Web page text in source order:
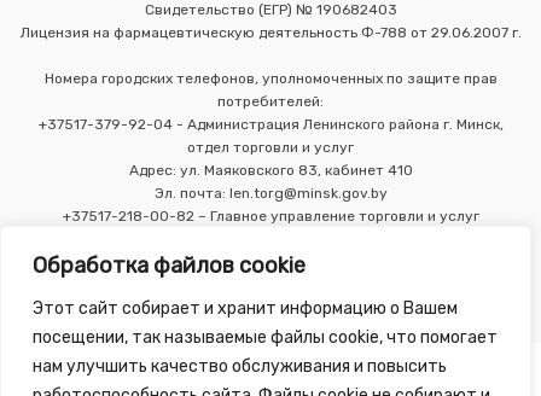
Обработка файлов cookie
Этот сайт собирает и хранит информацию о Вашем
посещении, так называемые файлы cookie, что помогает
нам улучшить качество обслуживания и повысить
Свидетельство (ЕГР) № 190682403
Лицензия на фармацевтическую деятельность Ф-788 от 29.06.2007 г.
Номера городских телефонов, уполномоченных по защите прав
потребителей:
+37517-379-92-04 - Администрация Ленинского района г. Минск,
отдел торговли и услуг
Адрес: ул. Маяковского 83, кабинет 410
Эл. почта: len.torg@minsk.gov.by
+37517-218-00-82 – Главное управление торговли и услуг